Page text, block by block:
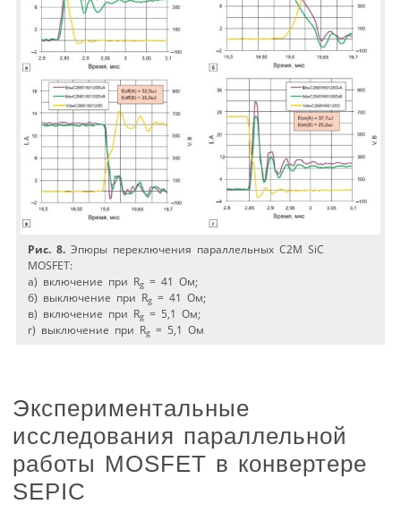
Рис. 8. Эпюры переключения параллельных C2M SiC
MOSFET:
а) включение при Rg = 41 Ом;
б) выключение при Rg = 41 Ом;
в) включение при Rg = 5,1 Ом;
г) выключение при Rg = 5,1 Ом
Экспериментальные
исследования параллельной
работы MOSFET в конвертере
SEPIC